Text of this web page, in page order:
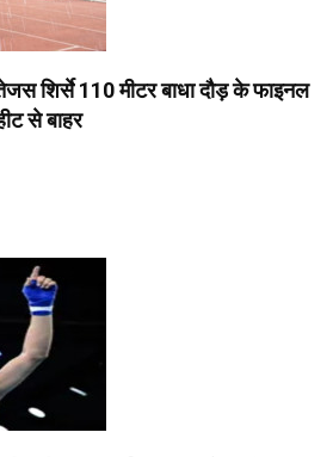
शिर्से 110 मीटर बाधा दौड़ के फाइनल
से बाहर